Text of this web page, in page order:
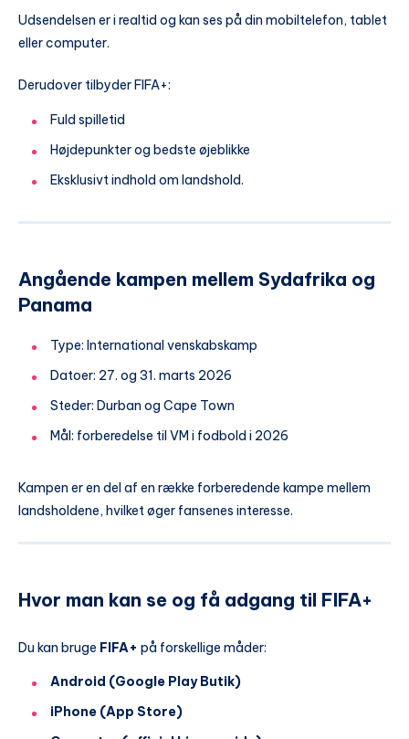
Udsendelsen er i realtid og kan ses på din mobiltelefon, tablet
eller computer.
Derudover tilbyder FIFA+:
Fuld spilletid
Højdepunkter og bedste øjeblikke
Eksklusivt indhold om landshold.
Angående kampen mellem Sydafrika og
Panama
Type: International venskabskamp
Datoer: 27. og 31. marts 2026
Steder: Durban og Cape Town
Mål: forberedelse til VM i fodbold i 2026
Kampen er en del af en række forberedende kampe mellem
landsholdene, hvilket øger fansenes interesse.
Hvor man kan se og få adgang til FIFA+
Du kan bruge FIFA+ på forskellige måder:
Android (Google Play Butik)
iPhone (App Store)